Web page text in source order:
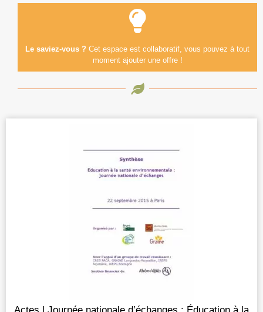
Le saviez-vous ? Cet espace est collaboratif, vous pouvez à tout
moment ajouter une offre !